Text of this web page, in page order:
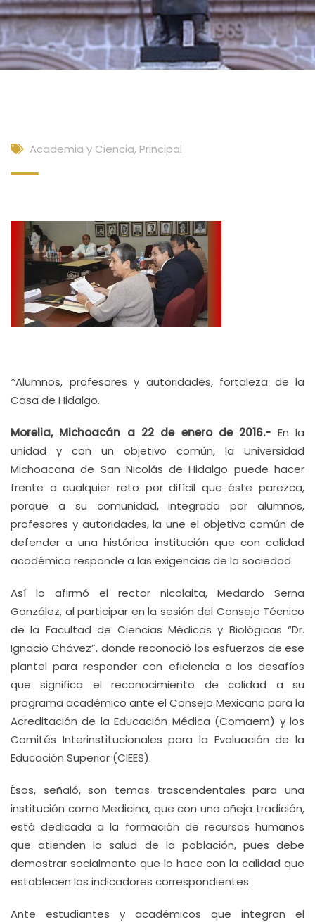
Academia y Ciencia, Principal
*Alumnos, profesores y autoridades, fortaleza de la
Casa de Hidalgo.
Morelia, Michoacán a 22 de enero de 2016.- En la
unidad y con un objetivo común, la Universidad
Michoacana de San Nicolás de Hidalgo puede hacer
frente a cualquier reto por difícil que éste parezca,
porque a su comunidad, integrada por alumnos,
profesores y autoridades, la une el objetivo común de
defender a una histórica institución que con calidad
académica responde a las exigencias de la sociedad.
Así lo afirmó el rector nicolaita, Medardo Serna
González, al participar en la sesión del Consejo Técnico
de la Facultad de Ciencias Médicas y Biológicas “Dr.
Ignacio Chávez”, donde reconoció los esfuerzos de ese
plantel para responder con eficiencia a los desafíos
que significa el reconocimiento de calidad a su
programa académico ante el Consejo Mexicano para la
Acreditación de la Educación Médica (Comaem) y los
Comités Interinstitucionales para la Evaluación de la
Educación Superior (CIEES).
Ésos, señaló, son temas trascendentales para una
institución como Medicina, que con una añeja tradición,
está dedicada a la formación de recursos humanos
que atienden la salud de la población, pues debe
demostrar socialmente que lo hace con la calidad que
establecen los indicadores correspondientes.
Ante estudiantes y académicos que integran el